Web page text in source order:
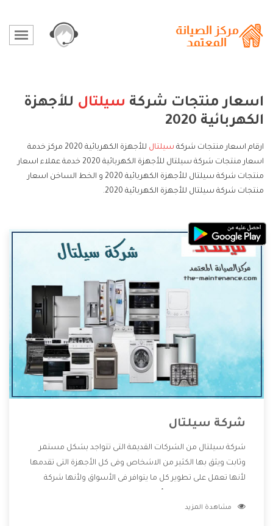
اسعار منتجات شركة سيلتال للأجهزة
الكهربائية 2020
ارقام اسعار منتجات شركة سيلتال
للأجهزة الكهربائية 2020 مركز خدمة
اسعار منتجات شركة سيلتال للأجهزة الكهربائية 2020 خدمة عملاء اسعار
منتجات شركة سيلتال للأجهزة الكهربائية 2020 و الخط الساخن اسعار
منتجات شركة سيلتال للأجهزة الكهربائية 2020.
شركة سيلتال
شركة سيلتال من الشركات القديمة التى تتواجد بشكل مستمر
وثابت ويثق بها الكثير من الاشخاص وفى كل الأجهزة التى تقدمها
لأنها تعمل على تطوير كل ما يتوافر فى الأسواق ولأنها شركة
وتقدم للعملاء أقوى العروض والخصومات التى تسهل على
مشاهدة المزيد